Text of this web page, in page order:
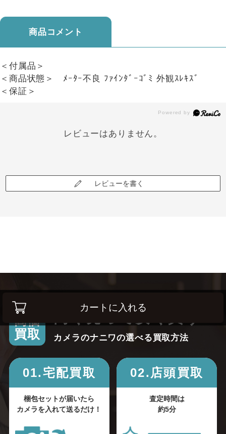
カートに入れる
商品コメント
＜付属品＞
＜商品状態＞ ﾒｰﾀｰ不良 ﾌｧｲﾝﾀﾞｰｺﾞﾐ 外観ｽﾚｷｽﾞ
＜保証＞
レビューはありません。
レビューを書く
高価
買取
高く売って安く買う！
カメラのナニワの選べる買取方法
01.宅配買取
梱包セットが届いたら
カメラを入れて送るだけ！
02.店頭買取
査定時間は
約5分